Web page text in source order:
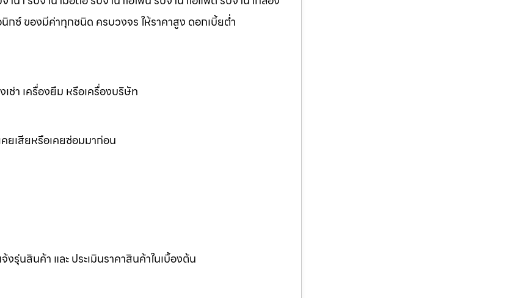
กซ์ ของมีค่าทุกชนิด ครบวงจร ให้ราคาสูง ดอกเบี้ยต่ำ
เช่า เครื่องยืม หรือเครื่องบริษัท
ยเสียหรือเคยซ่อมมาก่อน
รุ่นสินค้า และ ประเมินราคาสินค้าในเบื้องต้น